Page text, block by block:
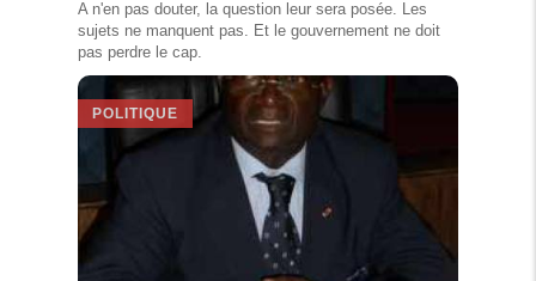
A n'en pas douter, la question leur sera posée. Les
sujets ne manquent pas. Et le gouvernement ne doit
pas perdre le cap.
POLITIQUE